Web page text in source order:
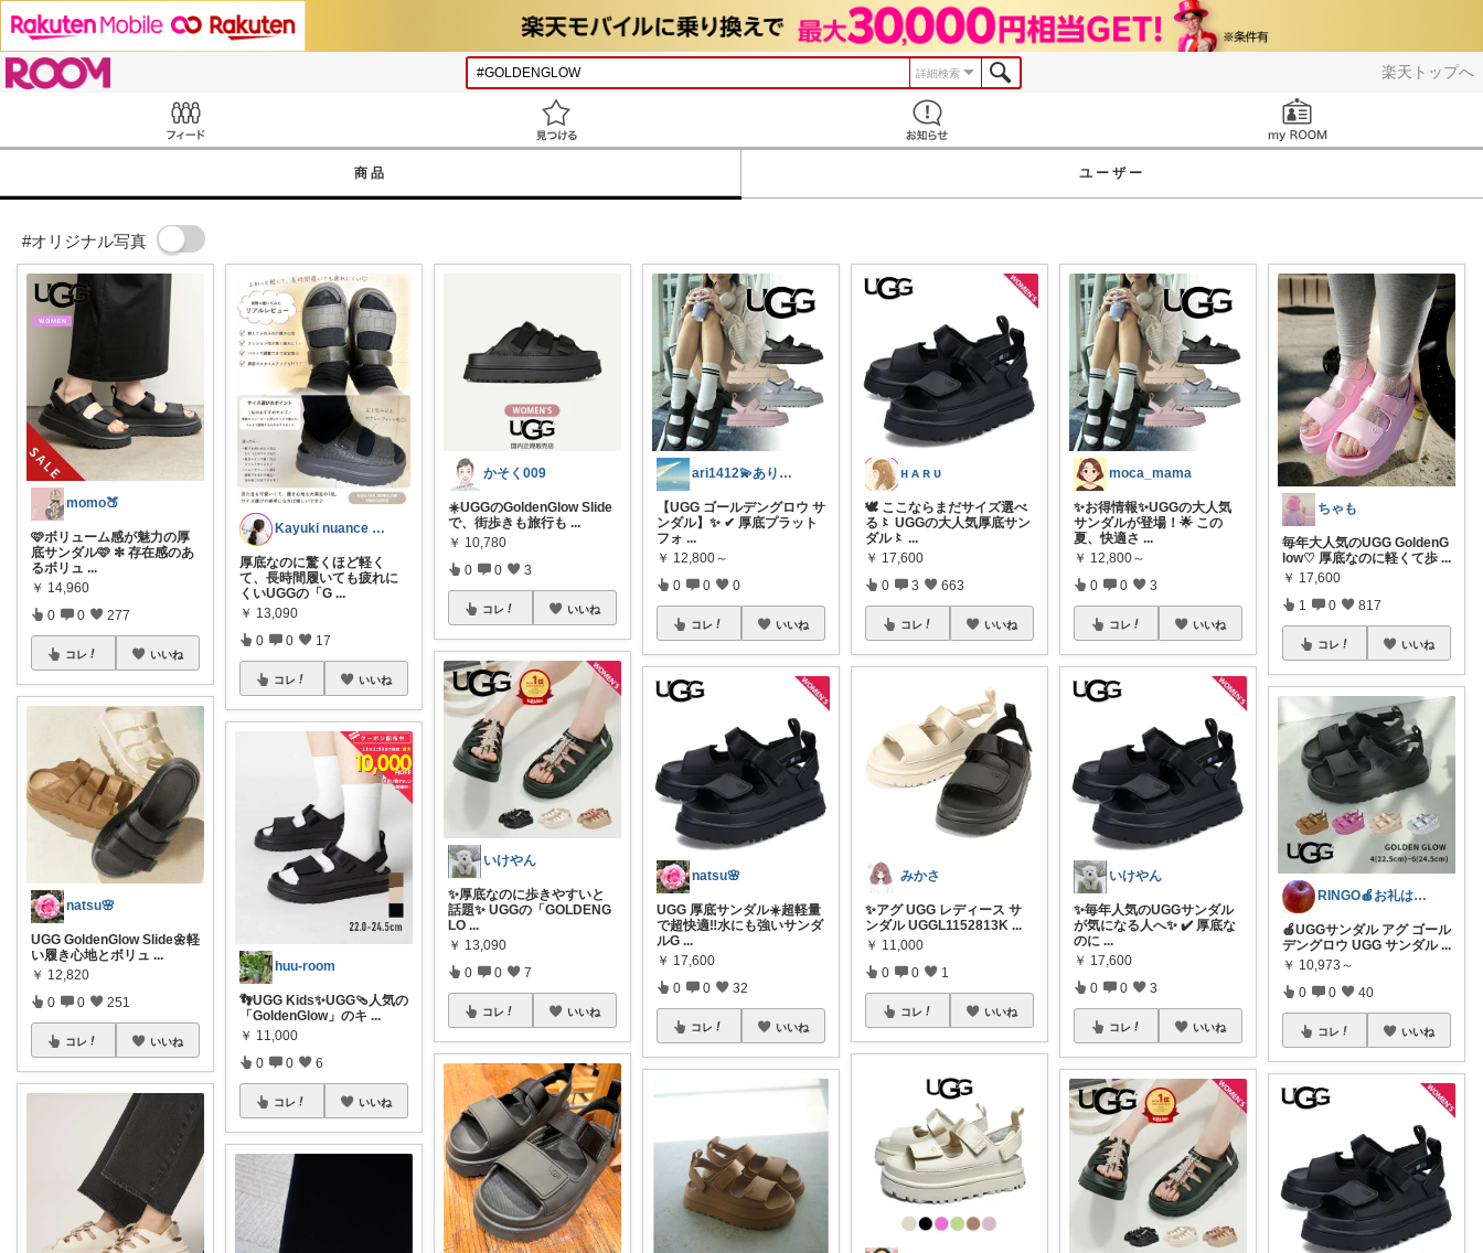
楽天トップへ
詳細検索
商品 ユーザー
#オリジナル写真
momo🍑
🩷ボリューム感が魅力の厚
底サンダル🩷 ✼ 存在感のあ
るボリュ ...
￥ 14,960
0 0 277
コレ いいね
natsu🌸
UGG GoldenGlow Slide🌼軽
い履き心地とボリュ ...
￥ 12,820
0 0 251
コレ いいね
Kayuki nuance closet
厚底なのに驚くほど軽く
て、長時間履いても疲れに
くいUGGの「G ...
￥ 13,090
0 0 17
コレ いいね
huu-room
👣UGG Kids✨UGG🩴人気の
「GoldenGlow」のキ ...
￥ 11,000
0 0 6
コレ いいね
かそく009
☀️UGGのGoldenGlow Slide
で、街歩きも旅行も ...
￥ 10,780
0 0 3
コレ いいね
いけやん
✨厚底なのに歩きやすいと
話題✨ UGGの「GOLDENG
LO ...
￥ 13,090
0 0 7
コレ いいね
ari1412💫ありがとうございます✨
【UGG ゴールデングロウ サ
ンダル】✨ ✔ 厚底プラット
フォ ...
￥ 12,800～
0 0 0
コレ いいね
natsu🌸
UGG 厚底サンダル☀️超軽量
で超快適‼️水にも強いサンダ
ルG ...
￥ 17,600
0 0 32
コレ いいね
ʜ ᴀ ʀ ᴜ
🕊️ ここならまだサイズ選べ
る〻 UGGの大人気厚底サン
ダル〻 ...
￥ 17,600
0 3 663
コレ いいね
みかさ
✨アグ UGG レディース サ
ンダル UGGL1152813K ...
￥ 11,000
0 0 1
コレ いいね
moca_mama
✨お得情報✨UGGの大人気
サンダルが登場！🌟 この
夏、快適さ ...
￥ 12,800～
0 0 3
コレ いいね
いけやん
✨毎年人気のUGGサンダル
が気になる人へ✨ ✔️ 厚底な
のに ...
￥ 17,600
0 0 3
コレ いいね
ちゃも
毎年大人気のUGG GoldenG
low♡ 厚底なのに軽くて歩 ...
￥ 17,600
1 0 817
コレ いいね
RINGO🍎お礼はプロフ🍎
🍎UGGサンダル アグ ゴール
デングロウ UGG サンダル...
￥ 10,973～
0 0 40
コレ いいね